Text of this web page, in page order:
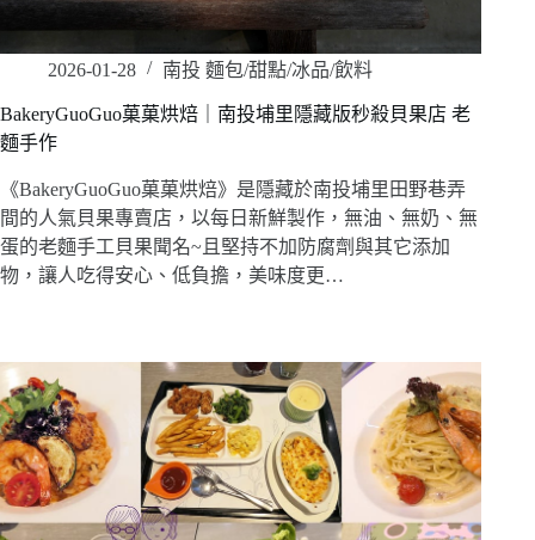
2026-01-28 南投 麵包/甜點/冰品/飲料
BakeryGuoGuo菓菓烘焙｜南投埔里隱藏版秒殺貝果店 老
麵手作
《BakeryGuoGuo菓菓烘焙》是隱藏於南投埔里田野巷弄
間的人氣貝果專賣店，以每日新鮮製作，無油、無奶、無
蛋的老麵手工貝果聞名~且堅持不加防腐劑與其它添加
物，讓人吃得安心、低負擔，美味度更…